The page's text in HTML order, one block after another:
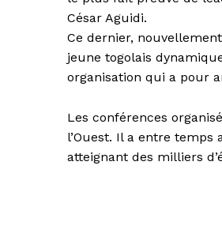
César Aguidi.
Ce dernier,
jeune togolais
organisation qui a pour
Les conférences
l’Ouest. Il a entre temps
atteignant des milliers